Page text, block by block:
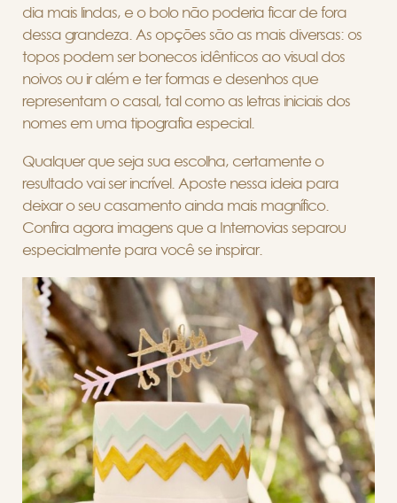
dia mais lindas, e o bolo não poderia ficar de fora
dessa grandeza. As opções são as mais diversas: os
topos podem ser bonecos idênticos ao visual dos
noivos ou ir além e ter formas e desenhos que
representam o casal, tal como as letras iniciais dos
nomes em uma tipografia especial.
Qualquer que seja sua escolha, certamente o
resultado vai ser incrível. Aposte nessa ideia para
deixar o seu casamento ainda mais magnífico.
Confira agora imagens que a Internovias separou
especialmente para você se inspirar.